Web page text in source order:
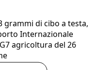
grammi di cibo a testa,
Internazionale
agricoltura del 26